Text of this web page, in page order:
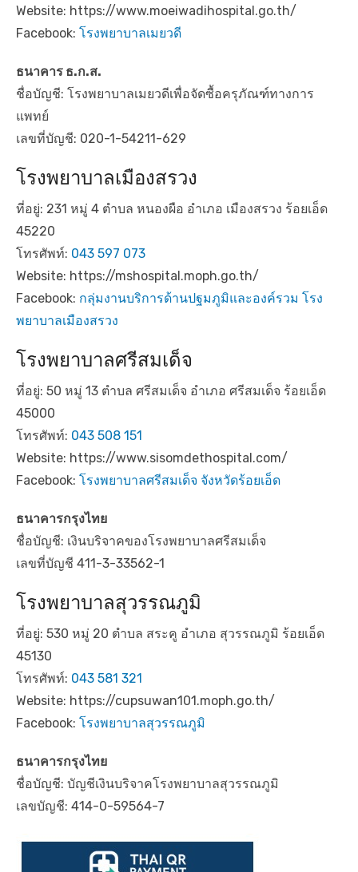
Website: https://www.moeiwadihospital.go.th/
Facebook: โรงพยาบาลเมยวดี
ธนาคาร ธ.ก.ส.
ชื่อบัญชี: โรงพยาบาลเมยวดีเพื่อจัดซื้อครุภัณฑ์ทางการ
แพทย์
เลขที่บัญชี: 020-1-54211-629
โรงพยาบาลเมืองสรวง
ที่อยู่: 231 หมู่ 4 ตำบล หนองผือ อำเภอ เมืองสรวง ร้อยเอ็ด
45220
โทรศัพท์: 043 597 073
Website: https://mshospital.moph.go.th/
Facebook: กลุ่มงานบริการด้านปฐมภูมิและองค์รวม โรง
พยาบาลเมืองสรวง
โรงพยาบาลศรีสมเด็จ
ที่อยู่: 50 หมู่ 13 ตำบล ศรีสมเด็จ อำเภอ ศรีสมเด็จ ร้อยเอ็ด
45000
โทรศัพท์: 043 508 151
Website: https://www.sisomdethospital.com/
Facebook: โรงพยาบาลศรีสมเด็จ จังหวัดร้อยเอ็ด
ธนาคารกรุงไทย
ชื่อบัญชี: เงินบริจาคของโรงพยาบาลศรีสมเด็จ
เลขที่บัญชี 411-3-33562-1
โรงพยาบาลสุวรรณภูมิ
ที่อยู่: 530 หมู่ 20 ตำบล สระคู อำเภอ สุวรรณภูมิ ร้อยเอ็ด
45130
โทรศัพท์: 043 581 321
Website: https://cupsuwan101.moph.go.th/
Facebook: โรงพยาบาลสุวรรณภูมิ
ธนาคารกรุงไทย
ชื่อบัญชี: บัญชีเงินบริจาคโรงพยาบาลสุวรรณภูมิ
เลขบัญชี: 414-0-59564-7